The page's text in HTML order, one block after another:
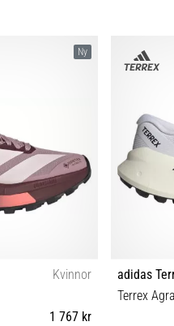
45⅓ 46 46⅔ 47⅓ 36⅔
Ny
Kvinnor
1 767 kr
adidas
Terrex